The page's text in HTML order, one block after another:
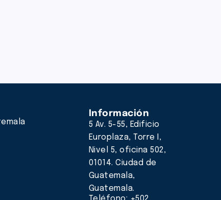
Información
5 Av. 5-55, Edificio
Europlaza, Torre I,
Nivel 5, oficina 502,
01014. Ciudad de
Guatemala,
Guatemala.